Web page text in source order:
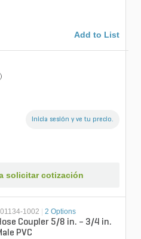
Add to List
Inicia sesión y ve tu precio.
solicitar cotización
1002 2 Options
Coupler 5/8 in. – 3/4 in.
PVC